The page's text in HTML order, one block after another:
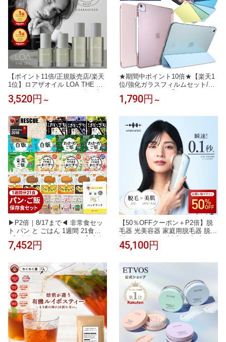
【ポイント11倍/正規販売店/楽天
1位】ロアザオイル LOA THE OIL
100ml 30mL ヘアオイル 洗い流さ
ないトリートメント ヘアケア ギ
リスモークティー ジャスミンド
レ シトラスベール ラテローズ ミ
スティックウッド ペアブランシ
ュ ノワール
3,520円 ～
★期間中ポイント10倍★【楽天1
位/強化ガラスフィルムセット/ブ
ルーライトカット】iPad ケース i
Pad Air11/Air13(M4/M3/M2) Pro1
10世代 第9世代 第8/7/6/5世代 カ
バー Air5 Air4 mini7 mini6 mini5
mini4 Air Air2 軽量 保護フィルム
1,790円 ～
▶P2倍｜8/17まで◀ 非常食セッ
ト パン と ごはん 1週間 21食【O
食 レストラン シリーズ 】 (パン
食 長期保存 5年保存 アルファ米
おにぎり 備蓄米 1人 分 7日 尾西
サタケ ひだまりパン
7,452円
【50％OFFクーポン＋P2倍】脱
毛器 光美容器 家庭用脱毛器 脱毛
ト フォトケア IPL NIR DPL 光美
メンズ レディース シミ そばかす
肌ケア リフトケア ムダ毛ケア ワ
キ ヒゲ 脇 顔 自宅 照射早い 簡単
プレゼント
45,100円